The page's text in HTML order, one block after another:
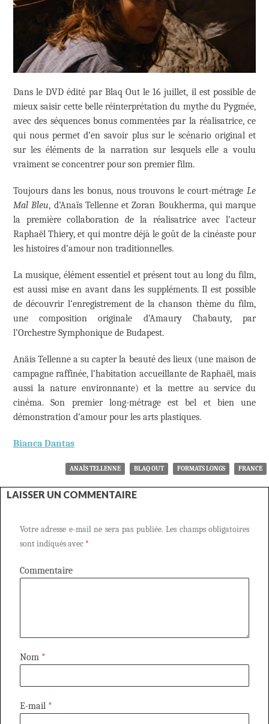
Dans le DVD édité par Blaq Out le 16 juillet, il est possible de
mieux saisir cette belle réinterprétation du mythe du Pygmée,
avec des séquences bonus commentées par la réalisatrice, ce
qui nous permet d’en savoir plus sur le scénario original et
sur les éléments de la narration sur lesquels elle a voulu
vraiment se concentrer pour son premier film.
Toujours dans les bonus, nous trouvons le court-métrage Le
Mal Bleu, d’Anaïs Tellenne et Zoran Boukherma, qui marque
la première collaboration de la réalisatrice avec l’acteur
Raphaël Thiery, et qui montre déjà le goût de la cinéaste pour
les histoires d’amour non traditionnelles.
La musique, élément essentiel et présent tout au long du film,
est aussi mise en avant dans les suppléments. Il est possible
de découvrir l’enregistrement de la chanson thème du film,
une composition originale d’Amaury Chabauty, par
l’Orchestre Symphonique de Budapest.
Anäis Tellenne a su capter la beauté des lieux (une maison de
campagne raffinée, l’habitation accueillante de Raphaël, mais
aussi la nature environnante) et la mettre au service du
cinéma. Son premier long-métrage est bel et bien une
démonstration d’amour pour les arts plastiques.
Bianca Dantas
ANAÏS TELLENNE BLAQ OUT FORMATS LONGS FRANCE
LAISSER UN COMMENTAIRE
Votre adresse e-mail ne sera pas publiée. Les champs obligatoires
sont indiqués avec *
Commentaire
Nom *
E-mail *